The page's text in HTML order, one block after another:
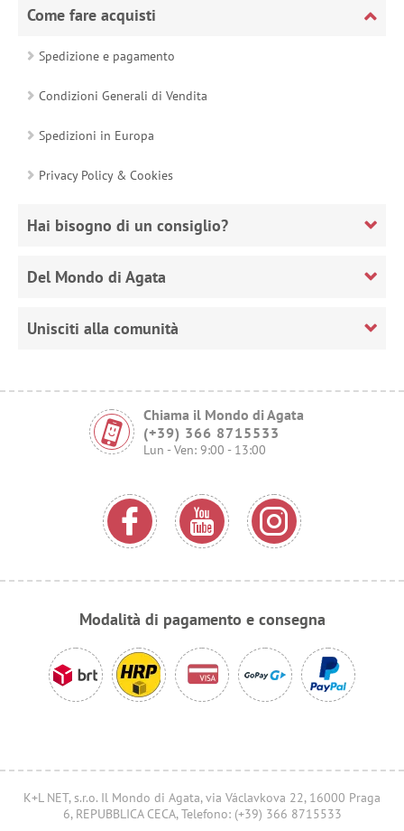
Come fare acquisti
Spedizione e pagamento
Condizioni Generali di Vendita
Spedizioni in Europa
Privacy Policy & Cookies
Hai bisogno di un consiglio?
Del Mondo di Agata
Unisciti alla comunità
Chiama il Mondo di Agata
(+39) 366 8715533
Lun - Ven: 9:00 - 13:00
Modalità di pagamento e consegna
K+L NET, s.r.o. Il Mondo di Agata, via Václavkova 22, 16000 Praga
6, REPUBBLICA CECA, Telefono: (+39) 366 8715533